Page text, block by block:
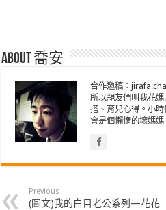
About 喬安
合作邀稿：
所以親友們叫我花
搭、育兒心得。小
會是個懶惰的壞媽
Previous
(圖文)我的白目老公系列—花花